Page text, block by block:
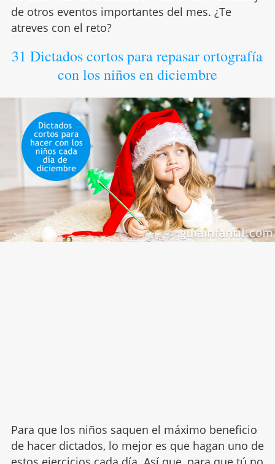
de otros eventos importantes del mes. ¿Te
atreves con el reto?
31 Dictados cortos para repasar ortografía
con los niños en diciembre
Para que los niños saquen el máximo beneficio
de hacer dictados, lo mejor es que hagan uno de